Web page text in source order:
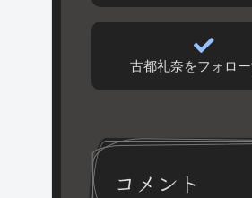
古都礼奈をフォロ
コメント